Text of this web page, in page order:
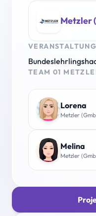
Metzler
VERANSTALTUNG
TEAM 01
Lorena
Metzler
Melina
Metzler